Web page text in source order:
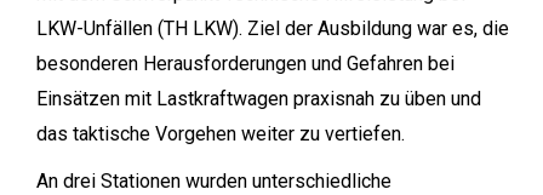
LKW-Unfällen (TH LKW). Ziel der Ausbildung war es, die
besonderen Herausforderungen und Gefahren bei
Einsätzen mit Lastkraftwagen praxisnah zu üben und
das taktische Vorgehen weiter zu vertiefen.
An drei Stationen wurden unterschiedliche